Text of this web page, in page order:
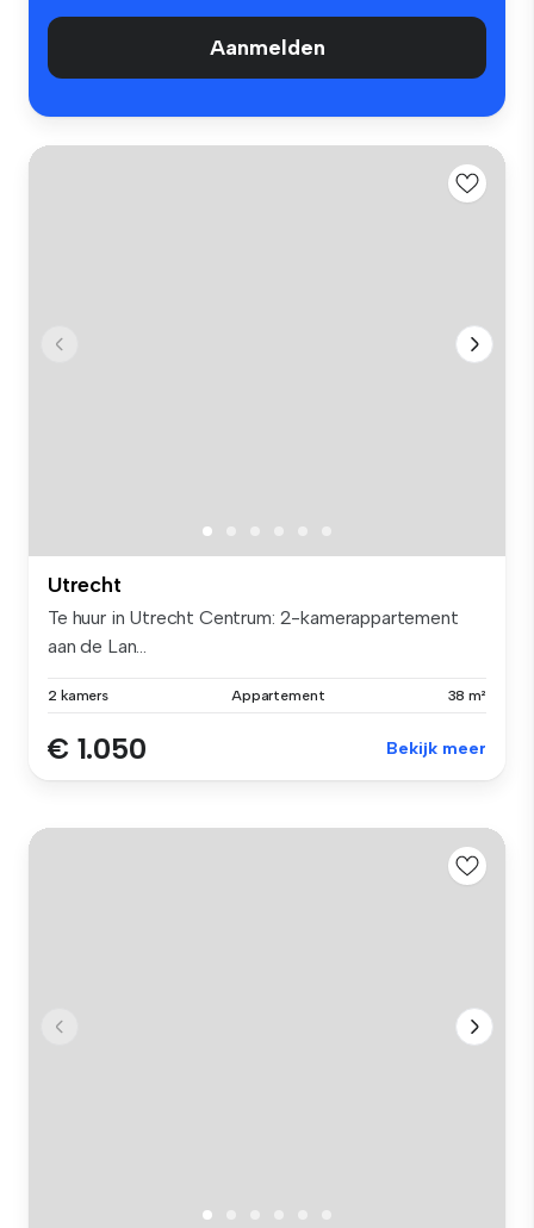
Aanmelden
Utrecht
Te huur in Utrecht Centrum: 2-kamerappartement
aan de Lan...
2 kamers Appartement 38 m²
€ 1.050 Bekijk meer